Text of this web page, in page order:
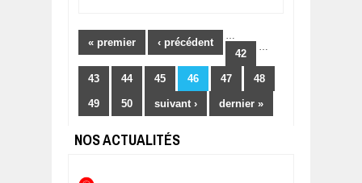
« premier ‹ précédent
…
42
43 44 45 46 47 48
49 50
…
suivant › dernier »
NOS ACTUALITÉS